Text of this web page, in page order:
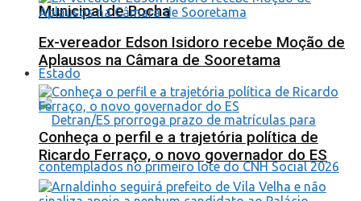
Municipal de Bocha
Estado
Ex-vereador Edson Isidoro recebe Moção de
Aplausos na Câmara de Sooretama
Conheça o perfil e a trajetória política de
Ricardo Ferraço, o novo governador do ES